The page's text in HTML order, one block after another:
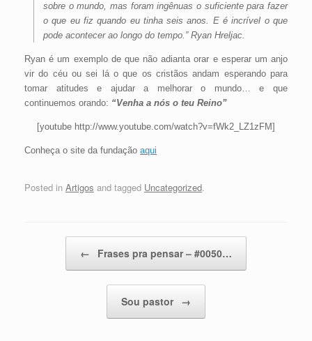
sobre o mundo, mas foram ingênuas o suficiente para fazer
o que eu fiz quando eu tinha seis anos. E é incrível o que
pode acontecer ao longo do tempo.” Ryan Hreljac.
Ryan é um exemplo de que não adianta orar e esperar um anjo
vir do céu ou sei lá o que os cristãos andam esperando para
tomar atitudes e ajudar a melhorar o mundo… e que
continuemos orando: “Venha a nós o teu Reino”
[youtube http://www.youtube.com/watch?v=fWk2_LZ1zFM]
Conheça o site da fundação aqui
Posted in Artigos and tagged Uncategorized.
← Frases pra pensar – #0050…
Sou pastor →